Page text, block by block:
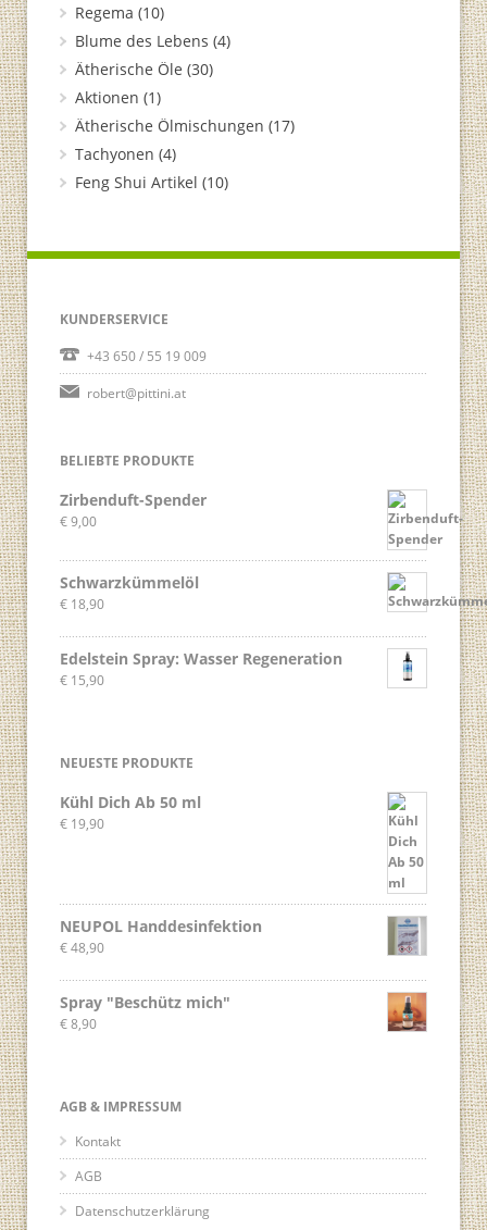
Regema (10)
Blume des Lebens (4)
Ätherische Öle (30)
Aktionen (1)
Ätherische Ölmischungen (17)
Tachyonen (4)
Feng Shui Artikel (10)
KUNDERSERVICE
+43 650 / 55 19 009
robert@pittini.at
BELIEBTE PRODUKTE
Zirbenduft-Spender
€9,00
Schwarzkümmelöl
€18,90
Edelstein Spray: Wasser Regeneration
€15,90
NEUESTE PRODUKTE
Kühl Dich Ab 50 ml
€19,90
NEUPOL Handdesinfektion
€48,90
Spray "Beschütz mich"
€8,90
AGB & IMPRESSUM
Kontakt
AGB
Datenschutzerklärung